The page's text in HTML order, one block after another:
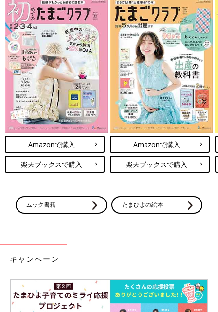
があります。あらかじめご了承ください。
※記事の内容は記載当時の情報であり、現在と異なる場合があり
ます。
Amazonで購入
楽天ブックスで購入
Amazonで購入
楽天ブックスで購入
ムック書籍 たまひよの絵本
キャンペーン